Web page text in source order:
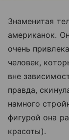
Знаменитая
американок.
очень
человек,
вне
правда,
намного
фигурой она
красоты).